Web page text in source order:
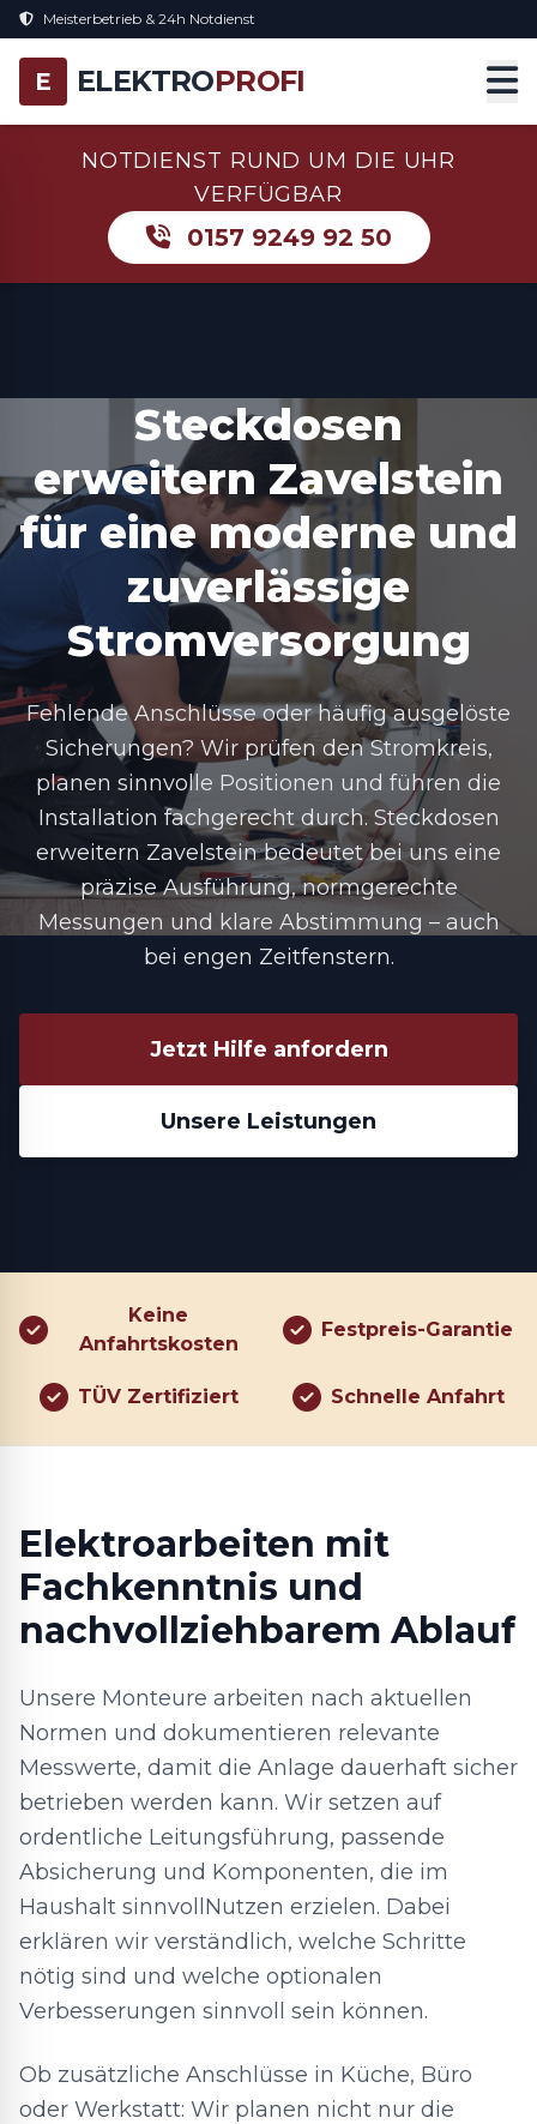
Meisterbetrieb & 24h Notdienst
E ELEKTROPROFI
NOTDIENST RUND UM DIE UHR
VERFÜGBAR
0157 9249 92 50
Steckdosen
erweitern Zavelstein
für eine moderne und
zuverlässige
Stromversorgung
Fehlende Anschlüsse oder häufig ausgelöste
Sicherungen? Wir prüfen den Stromkreis,
planen sinnvolle Positionen und führen die
Installation fachgerecht durch. Steckdosen
erweitern Zavelstein bedeutet bei uns eine
präzise Ausführung, normgerechte
Messungen und klare Abstimmung – auch
bei engen Zeitfenstern.
Jetzt Hilfe anfordern
Unsere Leistungen
Keine
Anfahrtskosten
Festpreis-Garantie
TÜV Zertifiziert Schnelle Anfahrt
Elektroarbeiten mit
Fachkenntnis und
nachvollziehbarem Ablauf
Unsere Monteure arbeiten nach aktuellen
Normen und dokumentieren relevante
Messwerte, damit die Anlage dauerhaft sicher
betrieben werden kann. Wir setzen auf
ordentliche Leitungsführung, passende
Absicherung und Komponenten, die im
Haushalt sinnvollNutzen erzielen. Dabei
erklären wir verständlich, welche Schritte
nötig sind und welche optionalen
Verbesserungen sinnvoll sein können.
Ob zusätzliche Anschlüsse in Küche, Büro
oder Werkstatt: Wir planen nicht nur die